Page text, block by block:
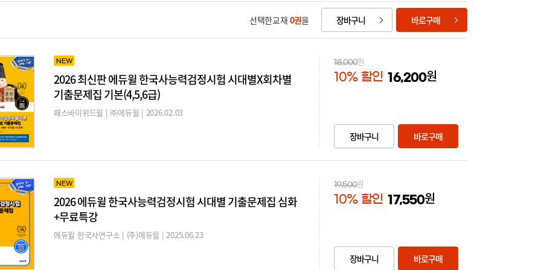
선택한교재0권을 장바구니 바로구매
NEW
2026 최신판 에듀윌 한국사능력검정시험 시대별X회차별
기출문제집 기본(4,5,6급)
패스바이위드윌 | ㈜에듀윌 | 2026.02.03
18,000원
16,200원
10% 할인
장바구니 바로구매
NEW
2026 에듀윌 한국사능력검정시험 시대별 기출문제집 심화
+무료특강
에듀윌 한국사연구소 | (주)에듀윌 | 2025.06.23
19,500원
17,550원
10% 할인
장바구니 바로구매